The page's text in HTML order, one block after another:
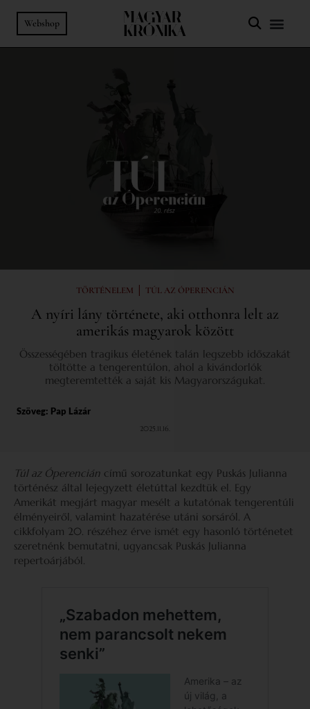
Webshop
TÖRTÉNELEM | TÚL AZ ÓPERENCIÁN
A nyíri lány története, aki otthonra lelt az
amerikás magyarok között
Összességében tragikus életének talán legszebb időszakát
töltötte a tengerentúlon, ahol a kivándorlók
megteremtették a saját kis Magyarországukat.
Szöveg: Pap Lázár
2025.11.16.
Túl az Óperencián című sorozatunkat egy Puskás Julianna
történész által lejegyzett életúttal kezdtük el. Egy
Amerikát megjárt magyar mesélt a kutatónak tengerentúli
élményeiről, valamint hazatérése utáni sorsáról. A
cikkfolyam 20. részéhez érve ismét egy hasonló történetet
szeretnénk bemutatni, ugyancsak Puskás Julianna
repertoárjából.